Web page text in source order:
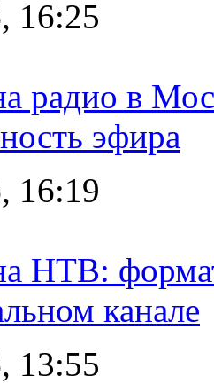
16:25
радио в
эфира
16:19
НТВ:
канале
13:55